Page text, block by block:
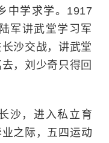
中学求学。1917
军讲武堂学习军
沙交战，讲武堂
，刘少奇只得回
沙，进入私立育
之际， 五四运动